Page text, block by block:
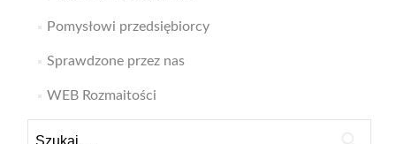
Pomysłowi przedsiębiorcy
Sprawdzone przez nas
WEB Rozmaitości